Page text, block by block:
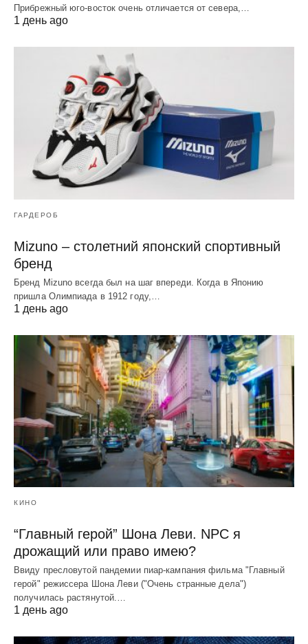
Прибрежный юго-восток очень отличается от севера,…
1 день ago
ГАРДЕРОБ
Mizuno – столетний японский спортивный
бренд
Бренд Mizuno всегда был на шаг впереди. Когда в Японию
пришла Олимпиада в 1912 году,…
1 день ago
КИНО
“Главный герой” Шона Леви. NPC я
дрожащий или право имею?
Ввиду пресловутой пандемии пиар-кампания фильма "Главный
герой" режиссера Шона Леви ("Очень странные дела")
получилась растянутой.…
1 день ago